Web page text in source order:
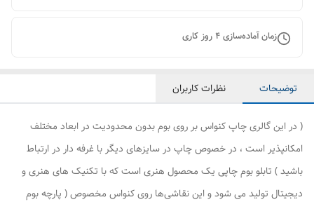
زمان آماده‌سازی4روز کاری
توضیحات نظرات کاربران
( در این گالری چاپ کنواس بر روی بوم بدون محدودیت در ابعاد مختلف
امکانپذیر است ، در خصوص چاپ در سایزهای دیگر با غرفه دار در ارتباط
باشید ) تابلو بوم چاپی یک محصول هنری است که با تکنیک های هنری و
دیجیتال تولید می شود و این نقاشی‌ها روی کنواس مخصوص ( پارچه بوم